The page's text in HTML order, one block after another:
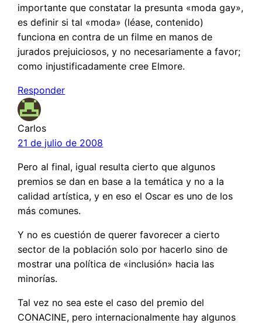
importante que constatar la presunta «moda gay»,
es definir si tal «moda» (léase, contenido)
funciona en contra de un filme en manos de
jurados prejuiciosos, y no necesariamente a favor;
como injustificadamente cree Elmore.
Responder
Carlos
21 de julio de 2008
Pero al final, igual resulta cierto que algunos
premios se dan en base a la temática y no a la
calidad artística, y en eso el Oscar es uno de los
más comunes.
Y no es cuestión de querer favorecer a cierto
sector de la población solo por hacerlo sino de
mostrar una política de «inclusión» hacia las
minorías.
Tal vez no sea este el caso del premio del
CONACINE, pero internacionalmente hay algunos